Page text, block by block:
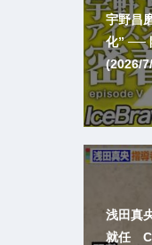
宇野昌
化” ──
(2026/
浅田真
就任